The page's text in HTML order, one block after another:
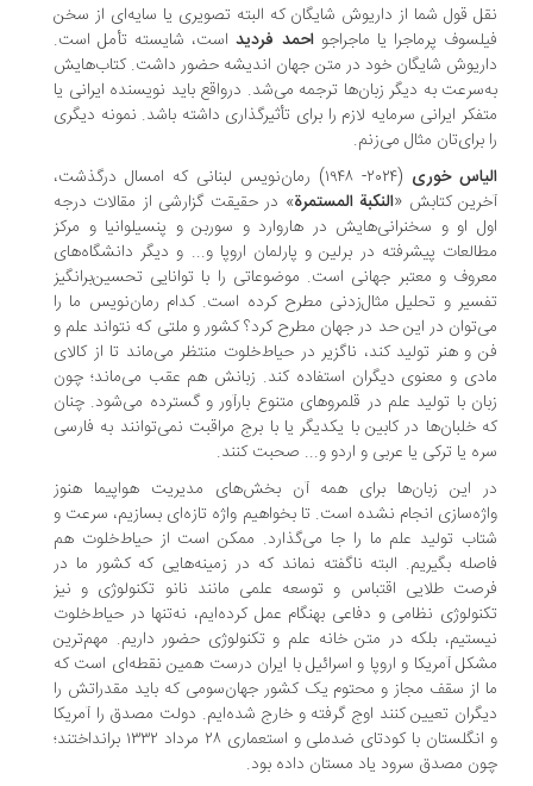
‌قول شما از داریوش شایگان که البته تصویری یا سایه‌ای از سخن
پرماجرا یا ماجراجواحمد فردیداست، شایسته تأمل است.
شایگان خود در متن جهان اندیشه حضور داشت. کتاب‌هایش
به دیگر زبان‌ها ترجمه می‌شد. در‌واقع باید نویسنده ایرانی یا
ایرانی سرمایه لازم را برای تأثیرگذاری داشته باشد. نمونه دیگری
برای‌تان مثال می‌زنم.
خوری
(۲۰۲۴- ۱۹۴۸) رمان‌نویس لبنانی که امسال در‌گذشت،
کتابش «النکبة المستمرة» در حقیقت گزارشی از مقالات درجه
او و سخنرانی‌هایش در هاروارد و سوربن و پنسیلوانیا و مرکز
پیشرفته در برلین و پارلمان اروپا و... و دیگر دانشگاه‌های
و معتبر جهانی است. موضوعاتی را با توانایی تحسین‌برانگیز
و تحلیل مثال‌زدنی مطرح کرده است. کدام رمان‌نویس ما را
در این حد در جهان مطرح کرد؟ کشور و ملتی که نتواند علم و
و هنر تولید کند، ناگزیر در حیاط‌خلوت منتظر می‌ماند تا از کالای
و معنوی دیگران استفاده کند. زبانش هم عقب می‌ماند؛ چون
با تولید علم در قلمروهای متنوع‌ بارآور و گسترده می‌شود. چنان‌
خلبان‌ها در کابین با یکدیگر یا با برج مراقبت نمی‌توانند به فارسی
یا ترکی یا عربی و اردو و... صحبت کنند.
این زبان‌ها برای همه آن بخش‌های مدیریت هواپیما هنوز
انجام نشده است. تا بخواهیم واژه تازه‌ای بسازیم، سرعت و
تولید علم ما را جا می‌گذارد. ممکن است از حیاط‌خلوت هم
بگیریم. البته ناگفته نماند که در زمینه‌هایی که کشور ما در
طلایی اقتباس و توسعه علمی مانند نانو تکنولوژی و نیز
نظامی و دفاعی بهنگام عمل کرده‌ایم، نه‌تنها در حیاط‌خلوت
بلکه در متن خانه علم و تکنولوژی حضور داریم. مهم‌ترین
آمریکا و اروپا و اسرائیل با ایران درست همین نقطه‌ای است که
از سقف مجاز و محتوم یک کشور جهان‌سومی که باید مقدراتش را
تعیین کنند اوج گرفته و خارج شده‌ایم. دولت مصدق را آمریکا
و انگلستان با کودتای ضد‌ملی و استعماری ۲۸ مرداد ۱۳۳۲ بر‌انداختند؛
مصدق سرود یاد مستان داده بود.